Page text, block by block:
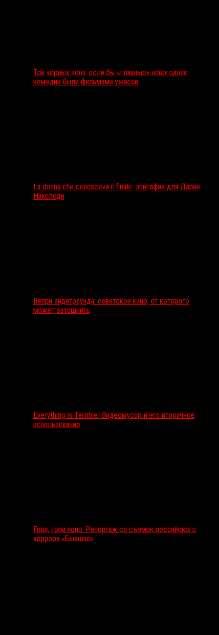
Три чёрных коня: если бы «главные» новогодние
комедии были фильмами ужасов
La donna che conosceva il finale: эпитафия для Дарии
Николоди
Вепри андеграунда: советское кино, от которого
может затошнить
Everything Is Terrible! Видеомусор и его вторичное
использование
Гори, гори ясно: Репортаж со съемок российского
хоррора «Бывшая»